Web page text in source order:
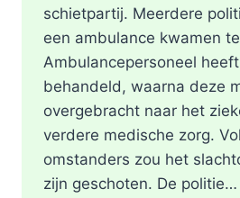
schietpartij. Meerdere
een ambulance kwamen
Ambulancepersoneel
behandeld, waarna deze
overgebracht naar het
verdere medische zorg.
omstanders zou het
zijn geschoten. De politie…